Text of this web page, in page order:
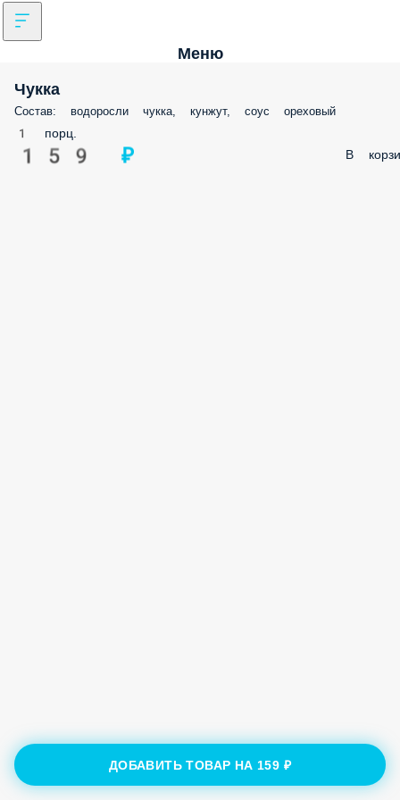
Меню
Чукка
Состав: водоросли чукка, кунжут, соус ореховый
1 порц.
159 ₽ В
ДОБАВИТЬ ТОВАР НА 159 ₽